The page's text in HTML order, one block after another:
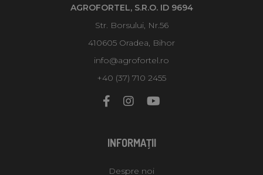
AGROFORTEL, S.R.O. ID 9694
Str. Borsului, Nr.56
410605 Oradea, Bihor
info@agrofortel.ro
+40 (37) 710 2455
INFORMAŢII
Despre noi